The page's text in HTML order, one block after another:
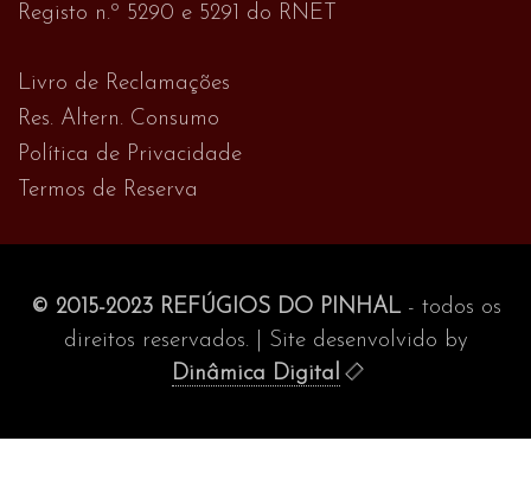
Registo n.º 5290 e 5291 do RNET
Livro de Reclamações
Res. Altern. Consumo
Política de Privacidade
Termos de Reserva
© 2015-2023 REFÚGIOS DO PINHAL- todos os
direitos reservados. | Site desenvolvido by
Dinâmica Digital